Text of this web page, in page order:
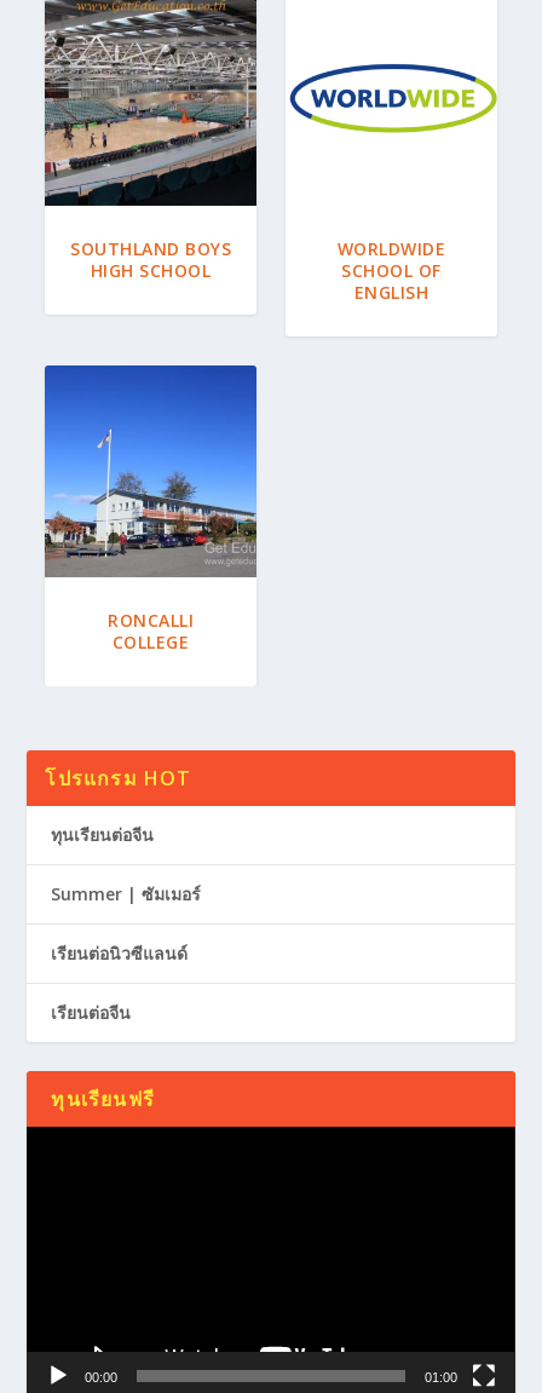
SOUTHLAND BOYS
HIGH SCHOOL
WORLDWIDE
SCHOOL OF
ENGLISH
RONCALLI
COLLEGE
โปรแกรม HOT
ทุนเรียนต่อจีน
Summer | ซัมเมอร์
เรียนต่อนิวซีแลนด์
เรียนต่อจีน
ทุนเรียนฟรี
00:00 01:00